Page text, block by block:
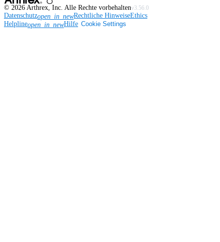
© 2026 Arthrex, Inc. Alle Rechte vorbehaltenv3.56.0
Datenschutzopen_in_newRechtliche HinweiseEthics
Helplineopen_in_newHilfe Cookie Settings